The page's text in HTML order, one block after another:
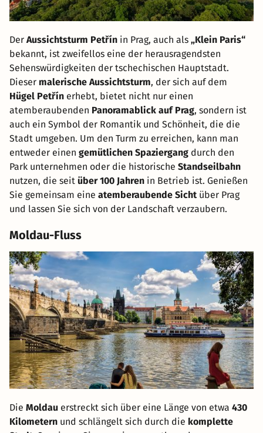
Der Aussichtsturm Petřín in Prag, auch als „Klein Paris“
bekannt, ist zweifellos eine der herausragendsten
Sehenswürdigkeiten der tschechischen Hauptstadt.
Dieser malerische Aussichtsturm, der sich auf dem
Hügel Petřín erhebt, bietet nicht nur einen
atemberaubenden Panoramablick auf Prag, sondern ist
auch ein Symbol der Romantik und Schönheit, die die
Stadt umgeben. Um den Turm zu erreichen, kann man
entweder einen gemütlichen Spaziergang durch den
Park unternehmen oder die historische Standseilbahn
nutzen, die seit über 100 Jahren in Betrieb ist. Genießen
Sie gemeinsam eine atemberaubende Sichtüber Prag
und lassen Sie sich von der Landschaft verzaubern.
Moldau-Fluss
Die Moldau erstreckt sich über eine Länge von etwa 430
Kilometern und schlängelt sich durch die komplette